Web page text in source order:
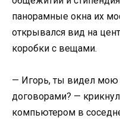
панорамные окна их
открывался вид на
коробки с вещами.
— Игорь, ты видел мою
договорами? —
компьютером в